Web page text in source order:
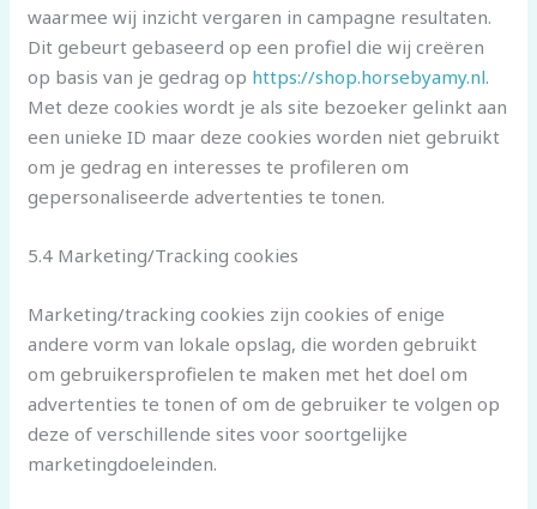
waarmee wij inzicht vergaren in campagne resultaten.
Dit gebeurt gebaseerd op een profiel die wij creëren
op basis van je gedrag op https://shop.horsebyamy.nl.
Met deze cookies wordt je als site bezoeker gelinkt aan
een unieke ID maar deze cookies worden niet gebruikt
om je gedrag en interesses te profileren om
gepersonaliseerde advertenties te tonen.
5.4 Marketing/Tracking cookies
Marketing/tracking cookies zijn cookies of enige
andere vorm van lokale opslag, die worden gebruikt
om gebruikersprofielen te maken met het doel om
advertenties te tonen of om de gebruiker te volgen op
deze of verschillende sites voor soortgelijke
marketingdoeleinden.